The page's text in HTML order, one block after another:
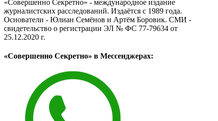
«Совершенно Секретно» - международное издание
журналистских расследований. Издаётся с 1989 года.
Основатели - Юлиан Семёнов и Артём Боровик. CМИ -
свидетельство о регистрации ЭЛ № ФС 77-79634 от
25.12.2020 г.
«Совершенно Секретно» в Мессенджерах: